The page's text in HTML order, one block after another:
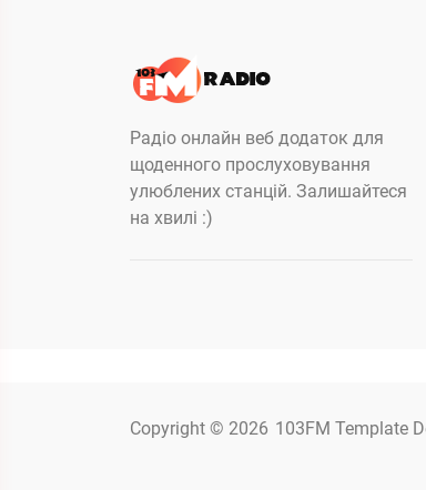
Радіо онлайн веб додаток для
щоденного прослуховування
улюблених станцій. Залишайтеся
на хвилі :)
Copyright © 2026 103FM Template